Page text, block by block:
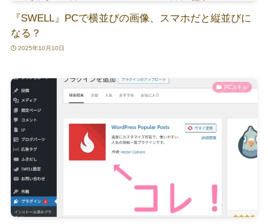
『SWELL』PCで横並びの画像、スマホだと縦並びに
なる？
2025年10月10日
PCスキル